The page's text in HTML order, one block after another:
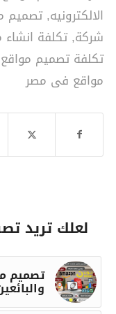
الالكترونيه, تصميم
شركة, تكلفة
تكلفة تصميم
مواقع فى مصر
لعلك تريد
تصميم